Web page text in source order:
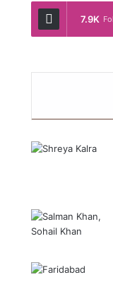
7.9K